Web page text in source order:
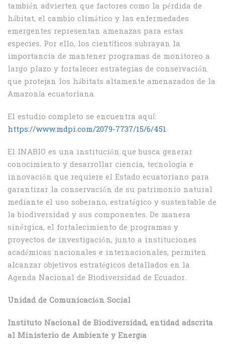
también advierten que factores como la pérdida de
hábitat, el cambio climático y las enfermedades
emergentes representan amenazas para estas
especies. Por ello, los científicos subrayan la
importancia de mantener programas de monitoreo a
largo plazo y fortalecer estrategias de conservación
que protejan los hábitats altamente amenazados de la
Amazonía ecuatoriana.
El estudio completo se encuentra aquí:
https://www.mdpi.com/2079-7737/15/6/451
El INABIO es una institución que busca generar
conocimiento y desarrollar ciencia, tecnología e
innovación que requiere el Estado ecuatoriano para
garantizar la conservación de su patrimonio natural
mediante el uso soberano, estratégico y sustentable de
la biodiversidad y sus componentes. De manera
sinérgica, el fortalecimiento de programas y
proyectos de investigación, junto a instituciones
académicas nacionales e internacionales, permiten
alcanzar objetivos estratégicos detallados en la
Agenda Nacional de Biodiversidad de Ecuador.
Unidad de Comunicación Social
Instituto Nacional de Biodiversidad, entidad adscrita
al Ministerio de Ambiente y Energía